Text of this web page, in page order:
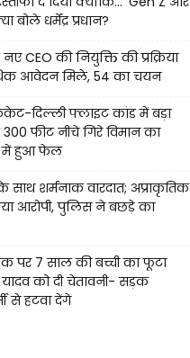
बोले धर्मेंद्र प्रधान?
CEO की नियुक्ति की प्रक्रिया
आवेदन मिले, 54 का चयन
दिल्ली फ्लाइट कांड में बड़ा
फीट नीचे गिरे विमान का
में हुआ फेल
शर्मनाक वारदात; अप्राकृतिक
आरोपी, पुलिस ने बछड़े का
पर 7 साल की बच्ची का फूटा
को दी चेतावनी- सड़क
से हटवा देंगे